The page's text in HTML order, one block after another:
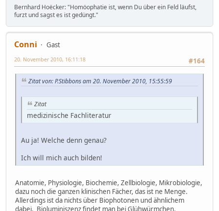
Bernhard Hoëcker: "Homöophatie ist, wenn Du über ein Feld läufst,
furzt und sagst es ist gedüngt."
Conni
Gast
#164
20. November 2010, 16:11:18
Zitat von: P.Stibbons am 20. November 2010, 15:55:59
Zitat
medizinische Fachliteratur
Au ja! Welche denn genau?
Ich will mich auch bilden!
Anatomie, Physiologie, Biochemie, Zellbiologie, Mikrobiologie,
dazu noch die ganzen klinischen Fächer, das ist ne Menge.
Allerdings ist da nichts über Biophotonen und ähnlichem
dabei. Bioluminiszenz findet man bei Glühwürmchen,